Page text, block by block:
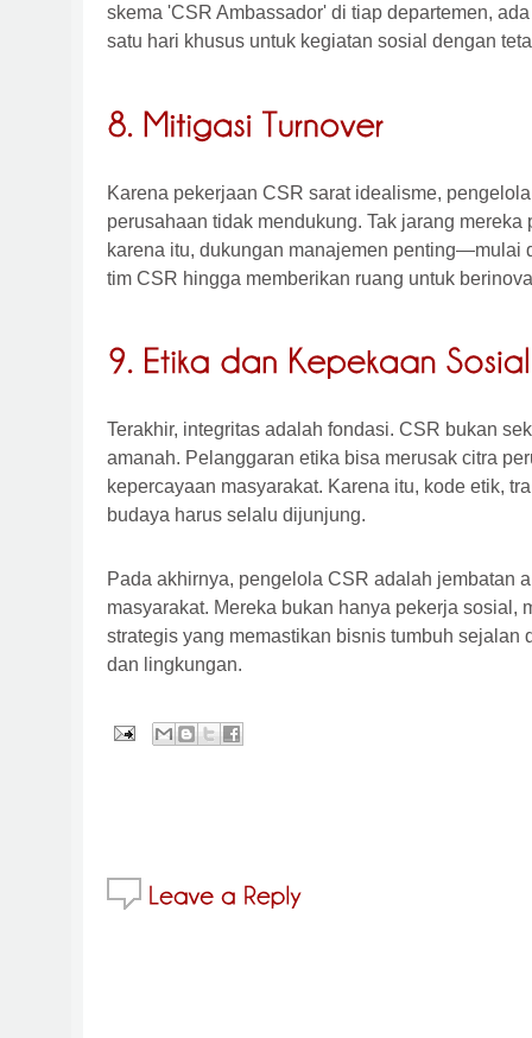
skema 'CSR Ambassador' di tiap departemen,
satu hari khusus untuk kegiatan sosial dengan
Karena pekerjaan CSR sarat idealisme,
perusahaan tidak mendukung. Tak jarang mereka
karena itu, dukungan manajemen penting—mulai
tim CSR hingga memberikan ruang untuk
Terakhir, integritas adalah fondasi. CSR bukan
amanah. Pelanggaran etika bisa merusak citra
kepercayaan masyarakat. Karena itu, kode etik,
budaya harus selalu dijunjung.
Pada akhirnya, pengelola CSR adalah jembatan
masyarakat. Mereka bukan hanya pekerja sosial,
strategis yang memastikan bisnis tumbuh sejalan
dan lingkungan.